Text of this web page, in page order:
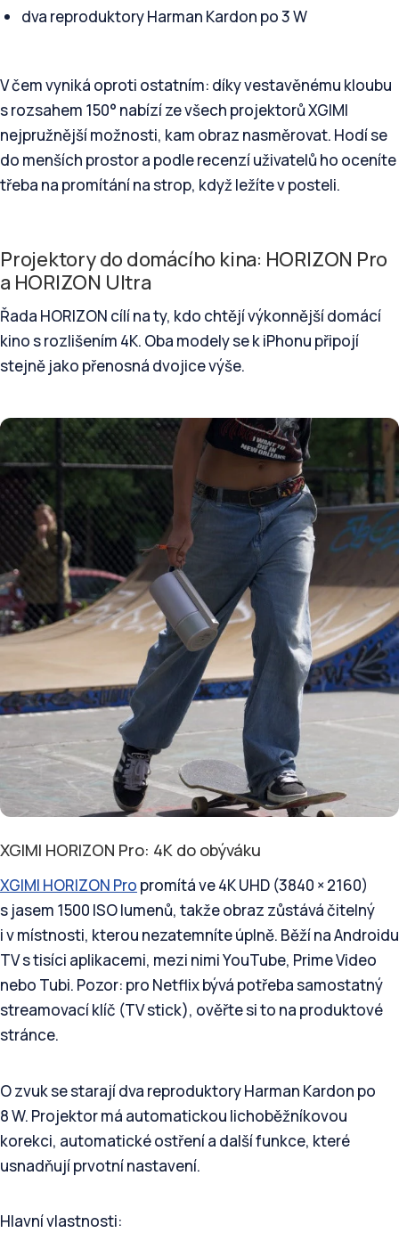
dva reproduktory Harman Kardon po 3 W
V čem vyniká oproti ostatním: díky vestavěnému kloubu
s rozsahem 150° nabízí ze všech projektorů XGIMI
nejpružnější možnosti, kam obraz nasměrovat. Hodí se
do menších prostor a podle recenzí uživatelů ho oceníte
třeba na promítání na strop, když ležíte v posteli.
Projektory do domácího kina: HORIZON Pro
a HORIZON Ultra
Řada HORIZON cílí na ty, kdo chtějí výkonnější domácí
kino s rozlišením 4K. Oba modely se k iPhonu připojí
stejně jako přenosná dvojice výše.
XGIMI HORIZON Pro: 4K do obýváku
XGIMI HORIZON Pro promítá ve 4K UHD (3840 × 2160)
s jasem 1500 ISO lumenů, takže obraz zůstává čitelný
i v místnosti, kterou nezatemníte úplně. Běží na Androidu
TV s tisíci aplikacemi, mezi nimi YouTube, Prime Video
nebo Tubi. Pozor: pro Netflix bývá potřeba samostatný
streamovací klíč (TV stick), ověřte si to na produktové
stránce.
O zvuk se starají dva reproduktory Harman Kardon po
8 W. Projektor má automatickou lichoběžníkovou
korekci, automatické ostření a další funkce, které
usnadňují prvotní nastavení.
Hlavní vlastnosti: